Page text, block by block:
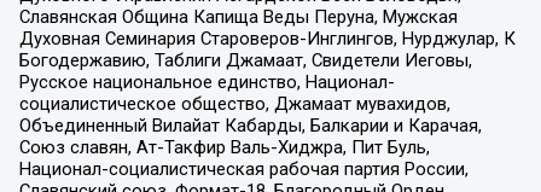
Славянская Община Капища Веды Перуна, Мужская
Духовная Семинария Староверов-Инглингов, Нурджулар, К
Богодержавию, Таблиги Джамаат, Свидетели Иеговы,
Русское национальное единство, Национал-
социалистическое общество, Джамаат мувахидов,
Объединенный Вилайат Кабарды, Балкарии и Карачая,
Союз славян, Ат-Такфир Валь-Хиджра, Пит Буль,
Национал-социалистическая рабочая партия России,